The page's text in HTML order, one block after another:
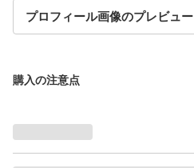
プロフィール画像のプレビュー
購入の注意点